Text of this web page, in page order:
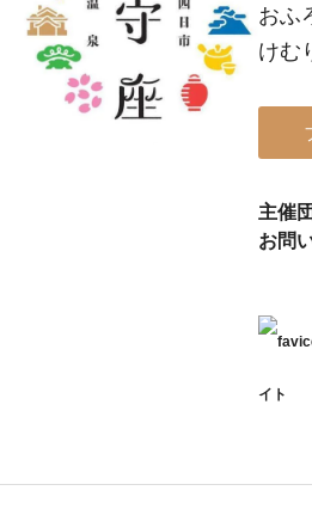
おふ
けむ
主催
お問
イト